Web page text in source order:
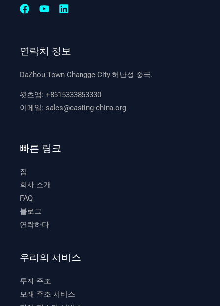
연락처 정보
DaZhou Town Changge City 허난성 중국.
왓츠앱:+8615333853330
이메일:sales@casting-china.org
빠른 링크
집
회사 소개
FAQ
블로그
연락하다
우리의 서비스
투자 주조
모래 주조 서비스